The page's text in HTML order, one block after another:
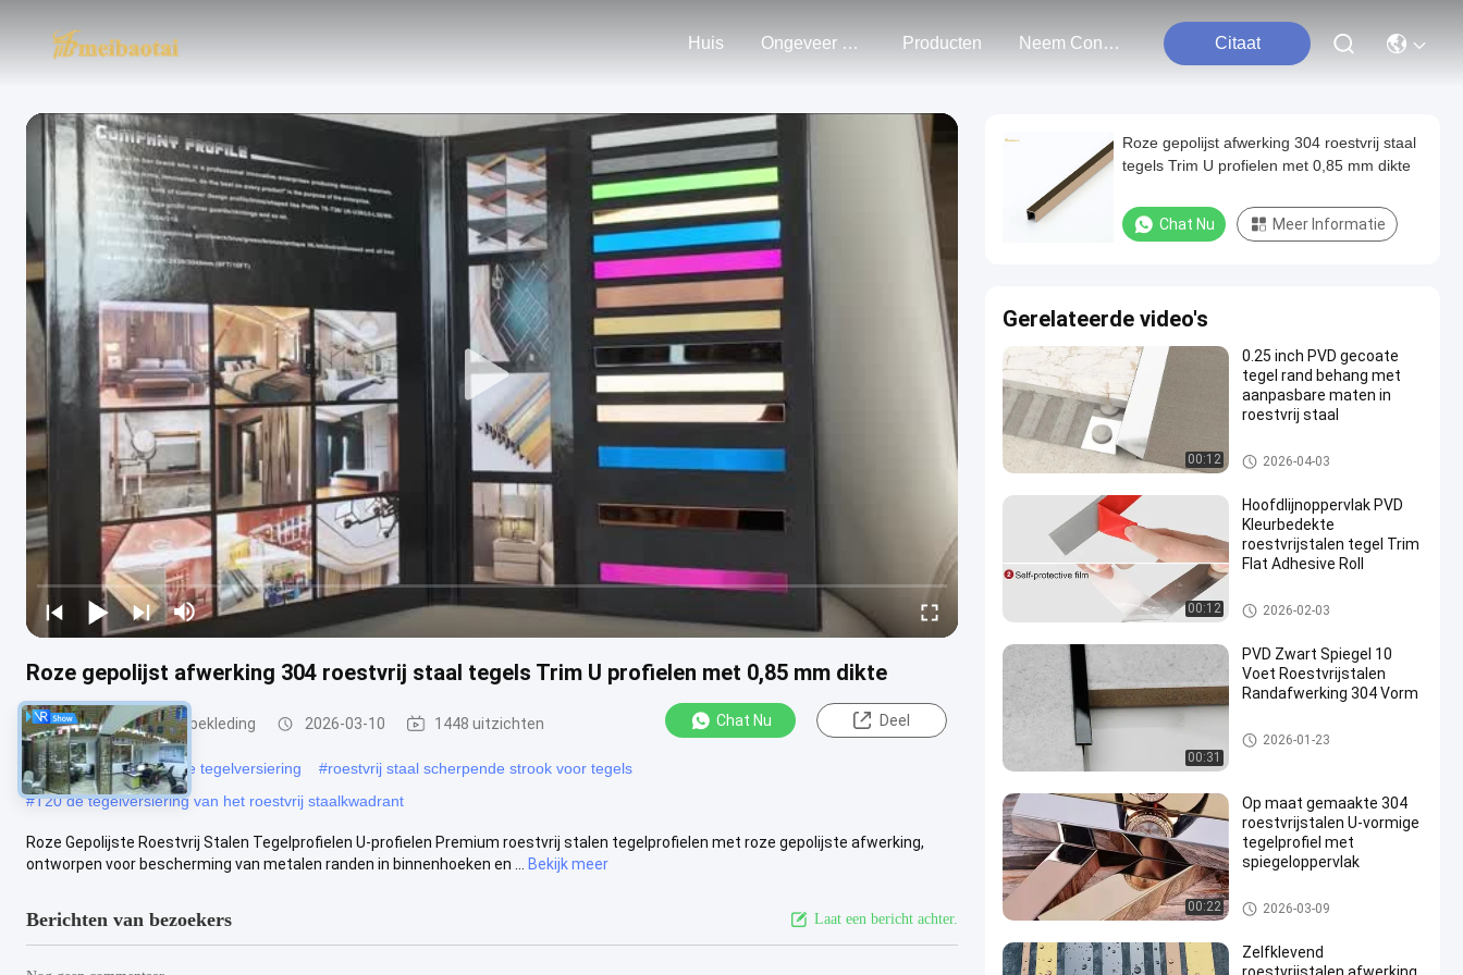
Huis Ongeveer Ons Producten Neem Contact Met Ons Op Citaat
Roze gepolijst afwerking 304 roestvrij staal tegels Trim U profielen met 0,85 mm dikte
roestvrijstalen tegelbekleding 2026-03-10 1448 uitzichten Chat Nu Deel
#Pvc borstelde roestvrije tegelversiering #roestvrij staal scherpende strook voor tegels
#T20 de tegelversiering van het roestvrij staalkwadrant
Roze Gepolijste Roestvrij Stalen Tegelprofielen U-profielen Premium roestvrij stalen tegelprofielen met roze gepolijste afwerking,
ontworpen voor bescherming van metalen randen in binnenhoeken en ...
Bekijk meer
Berichten van bezoekers Laat een bericht achter.
Roze gepolijst afwerking 304 roestvrij staal
tegels Trim U profielen met 0,85 mm dikte
Chat Nu Meer Informatie
Gerelateerde video's
00:12
0.25 inch PVD gecoate
tegel rand behang met
aanpasbare maten in
roestvrij staal
roestvrijstalen tegelbekleding
2026-04-03
00:12
Hoofdlijnoppervlak PVD
Kleurbedekte
roestvrijstalen tegel Trim
Flat Adhesive Roll
roestvrijstalen tegelbekleding
2026-02-03
00:31
PVD Zwart Spiegel 10
Voet Roestvrijstalen
Randafwerking 304 Vorm
roestvrijstalen tegelbekleding
2026-01-23
00:22
Op maat gemaakte 304
roestvrijstalen U-vormige
tegelprofiel met
spiegeloppervlak
roestvrijstalen tegelbekleding
2026-03-09
Zelfklevend